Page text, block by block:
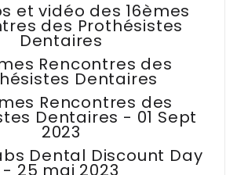
et vidéo des 16èmes
des Prothésistes
Dentaires
Rencontres des
Dentaires
Rencontres des
Dentaires - 01 Sept
2023
Dental Discount Day
- 25 mai 2023